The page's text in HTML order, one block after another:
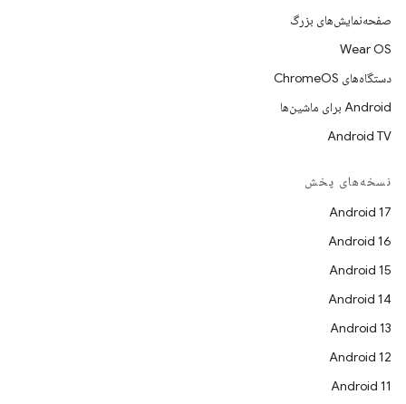
صفحه‌نمایش‌های بزرگ
Wear OS
دستگاه‌های ChromeOS
Android برای ماشین‌ها
Android TV
نسخه‌های پخش
Android 17
Android 16
Android 15
Android 14
Android 13
Android 12
Android 11